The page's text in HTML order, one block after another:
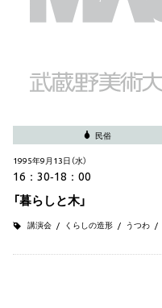
民俗
1995年9月13日（水）
16：30‐18：00
「暮らしと木」
講演会 くらしの造形 うつわ